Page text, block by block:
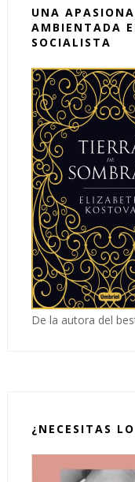
UNA
AMBIENTADA
SOCIALISTA
De la autora del
¿NECESITAS